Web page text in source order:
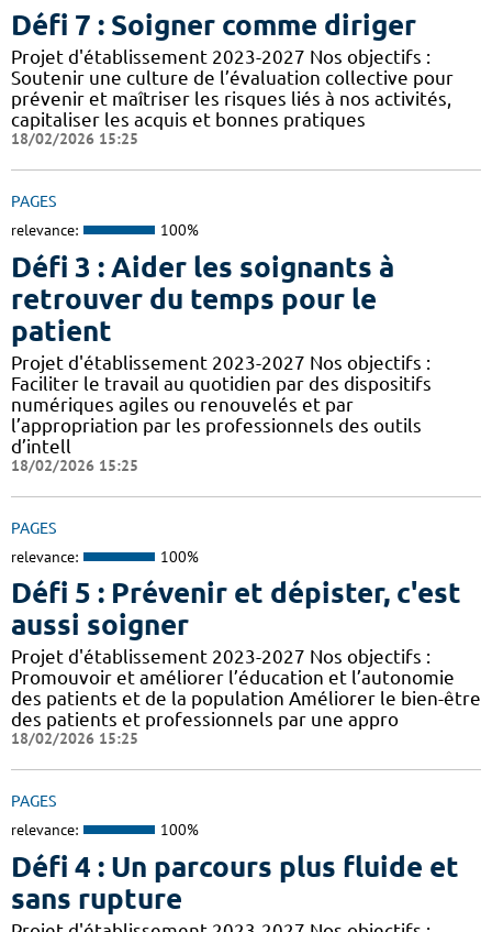
Défi 7 : Soigner comme diriger
Projet d'établissement 2023-2027 Nos objectifs :
Soutenir une culture de l’évaluation collective pour
prévenir et maîtriser les risques liés à nos activités,
capitaliser les acquis et bonnes pratiques
18/02/2026 15:25
PAGES
relevance: 100%
Défi 3 : Aider les soignants à
retrouver du temps pour le
patient
Projet d'établissement 2023-2027 Nos objectifs :
Faciliter le travail au quotidien par des dispositifs
numériques agiles ou renouvelés et par
l’appropriation par les professionnels des outils
d’intell
18/02/2026 15:25
PAGES
relevance: 100%
Défi 5 : Prévenir et dépister, c'est
aussi soigner
Projet d'établissement 2023-2027 Nos objectifs :
Promouvoir et améliorer l’éducation et l’autonomie
des patients et de la population Améliorer le bien-être
des patients et professionnels par une appro
18/02/2026 15:25
PAGES
relevance: 100%
Défi 4 : Un parcours plus fluide et
sans rupture